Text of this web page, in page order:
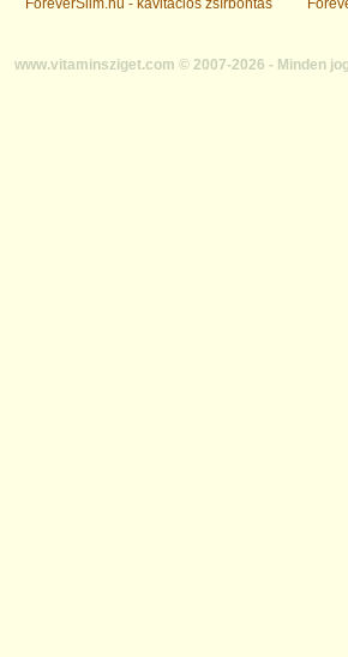
ForeverSlim.hu - kavitációs zsírbontás
www.vitaminsziget.com © 2007-2026 - Minden